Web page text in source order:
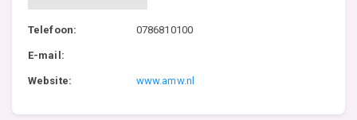
Telefoon: 0786810100
E-mail:
Website: www.amw.nl